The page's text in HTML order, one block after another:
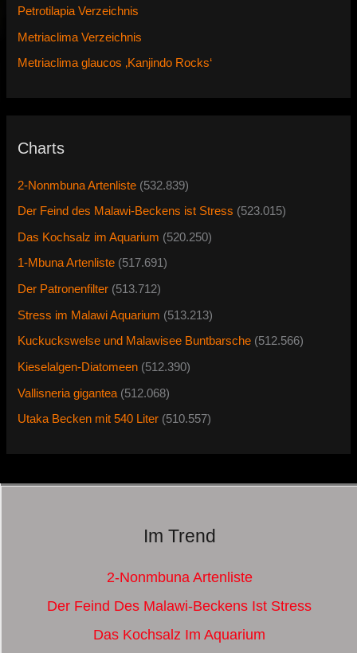
Petrotilapia Verzeichnis
Metriaclima Verzeichnis
Metriaclima glaucos ‚Kanjindo Rocks‘
Charts
2-Nonmbuna Artenliste (532.839)
Der Feind des Malawi-Beckens ist Stress (523.015)
Das Kochsalz im Aquarium (520.250)
1-Mbuna Artenliste (517.691)
Der Patronenfilter (513.712)
Stress im Malawi Aquarium (513.213)
Kuckuckswelse und Malawisee Buntbarsche (512.566)
Kieselalgen-Diatomeen (512.390)
Vallisneria gigantea (512.068)
Utaka Becken mit 540 Liter (510.557)
Im Trend
2-Nonmbuna Artenliste
Der Feind Des Malawi-Beckens Ist Stress
Das Kochsalz Im Aquarium